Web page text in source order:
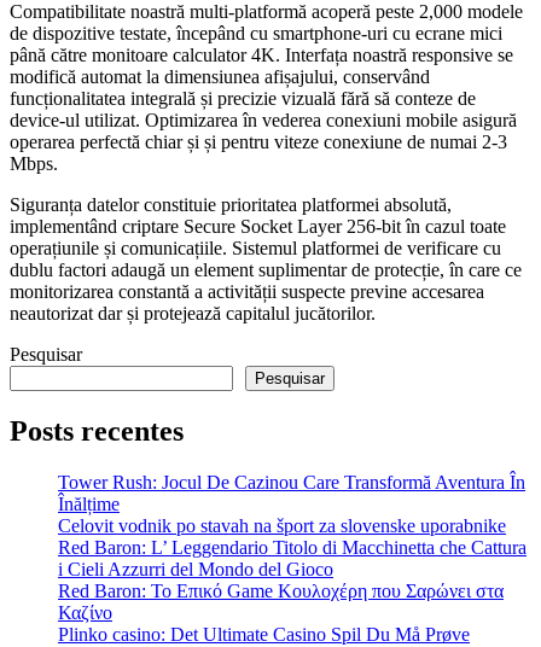
Compatibilitate noastră multi-platformă acoperă peste 2,000 modele
de dispozitive testate, începând cu smartphone-uri cu ecrane mici
până către monitoare calculator 4K. Interfața noastră responsive se
modifică automat la dimensiunea afișajului, conservând
funcționalitatea integrală și precizie vizuală fără să conteze de
device-ul utilizat. Optimizarea în vederea conexiuni mobile asigură
operarea perfectă chiar și și pentru viteze conexiune de numai 2-3
Mbps.
Siguranța datelor constituie prioritatea platformei absolută,
implementând criptare Secure Socket Layer 256-bit în cazul toate
operațiunile și comunicațiile. Sistemul platformei de verificare cu
dublu factori adaugă un element suplimentar de protecție, în care ce
monitorizarea constantă a activității suspecte previne accesarea
neautorizat dar și protejează capitalul jucătorilor.
Pesquisar
Pesquisar
Posts recentes
Tower Rush: Jocul De Cazinou Care Transformă Aventura În
Înălțime
Celovit vodnik po stavah na šport za slovenske uporabnike
Red Baron: L’ Leggendario Titolo di Macchinetta che Cattura
i Cieli Azzurri del Mondo del Gioco
Red Baron: Το Επικό Game Κουλοχέρη που Σαρώνει στα
Καζίνο
Plinko casino: Det Ultimate Casino Spil Du Må Prøve